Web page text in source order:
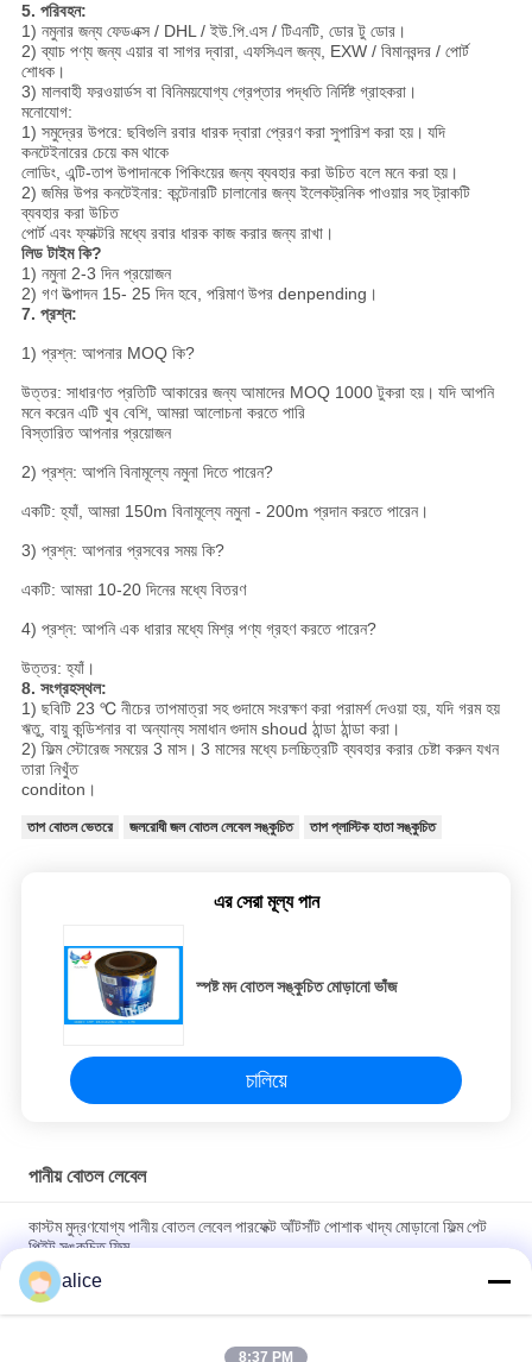
5. পরিবহন:
1) নমুনার জন্য ফেডএক্স / DHL / ইউ.পি.এস / টিএনটি, ডোর টু ডোর।
2) ব্যাচ পণ্য জন্য এয়ার বা সাগর দ্বারা, এফসিএল জন্য, EXW / বিমানবন্দর / পোর্ট
শোধক।
3) মালবাহী ফরওয়ার্ডস বা বিনিময়যোগ্য গ্রেপ্তার পদ্ধতি নির্দিষ্ট গ্রাহকরা।
মনোযোগ:
1) সমুদ্রের উপরে: ছবিগুলি রবার ধারক দ্বারা প্রেরণ করা সুপারিশ করা হয়। যদি
কনটেইনারের চেয়ে কম থাকে
লোডিং, এন্টি-তাপ উপাদানকে পিকিংয়ের জন্য ব্যবহার করা উচিত বলে মনে করা হয়।
2) জমির উপর কনটেইনার: কন্টেনারটি চালানোর জন্য ইলেকট্রনিক পাওয়ার সহ ট্রাকটি
ব্যবহার করা উচিত
পোর্ট এবং ফ্যাক্টরি মধ্যে রবার ধারক কাজ করার জন্য রাখা।
লিড টাইম কি?
1) নমুনা 2-3 দিন প্রয়োজন
2) গণ উত্পাদন 15- 25 দিন হবে, পরিমাণ উপর denpending।
7. প্রশ্ন:
1) প্রশ্ন: আপনার MOQ কি?
উত্তর: সাধারণত প্রতিটি আকারের জন্য আমাদের MOQ 1000 টুকরা হয়। যদি আপনি
মনে করেন এটি খুব বেশি, আমরা আলোচনা করতে পারি
বিস্তারিত আপনার প্রয়োজন
2) প্রশ্ন: আপনি বিনামূল্যে নমুনা দিতে পারেন?
একটি: হ্যাঁ, আমরা 150m বিনামূল্যে নমুনা - 200m প্রদান করতে পারেন।
3) প্রশ্ন: আপনার প্রসবের সময় কি?
একটি: আমরা 10-20 দিনের মধ্যে বিতরণ
4) প্রশ্ন: আপনি এক ধারার মধ্যে মিশ্র পণ্য গ্রহণ করতে পারেন?
উত্তর: হ্যাঁ।
8. সংগ্রহস্থল:
1) ছবিটি 23 ℃ নীচের তাপমাত্রা সহ গুদামে সংরক্ষণ করা পরামর্শ দেওয়া হয়, যদি গরম হয়
ঋতু, বায়ু কন্ডিশনার বা অন্যান্য সমাধান গুদাম shoud ঠান্ডা ঠান্ডা করা।
2) ফিল্ম স্টোরেজ সময়ের 3 মাস। 3 মাসের মধ্যে চলচ্চিত্রটি ব্যবহার করার চেষ্টা করুন যখন
তারা নিখুঁত
conditon।
তাপ বোতল ভেতরে জলরোধী জল বোতল লেবেল সঙ্কুচিত তাপ প্লাস্টিক হাতা সঙ্কুচিত
এর সেরা মূল্য পান
স্পষ্ট মদ বোতল সঙ্কুচিত মোড়ানো ভাঁজ
চালিয়ে
পানীয় বোতল লেবেল
কাস্টম মুদ্রণযোগ্য পানীয় বোতল লেবেল পারফেক্ট আঁটসাঁট পোশাক খাদ্য মোড়ানো ফিল্ম পেট
পিইট সঙ্কুচিত ফিল্ম
খাদ্য প্যাকেজিং সঙ্কুচিত বোতল লেবেল লেবেল পিভিসি PET ওয়াইন বোতল জন্য ফিল্ম
উপাদান সঙ্কুচিত
alice
8:37 PM